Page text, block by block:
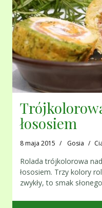
łososiem
8 maja 2015 Gosia
Rolada trójkolorowa
łososiem. Trzy kolory
zwykły, to smak